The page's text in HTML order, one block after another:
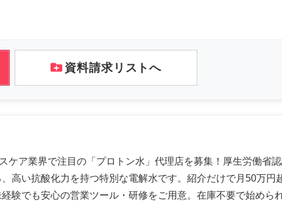
資料請求リストへ
ケア業界で注目の「プロトン水」代理店を募集！厚生労働省
高い抗酸化力を持つ特別な電解水です。紹介だけで月50万円
験でも安心の営業ツール・研修をご用意。在庫不要で始めら